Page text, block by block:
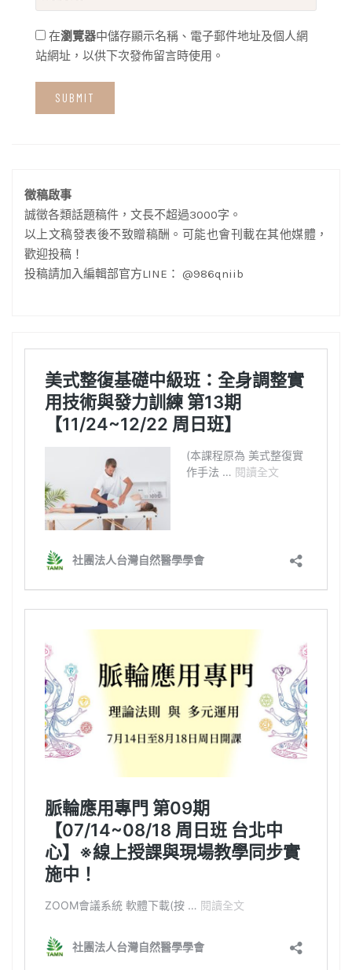
在瀏覽器中儲存顯示名稱、電子郵件地址及個人網
站網址，以供下次發佈留言時使用。
徵稿啟事
誠徵各類話題稿件，文長不超過3000字。
以上文稿發表後不致贈稿酬。可能也會刊載在其他媒體，
歡迎投稿！
投稿請加入編輯部官方LINE： @986qniib